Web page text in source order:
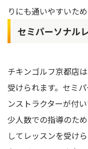
りにも通いやすいた
セミパーソナル
チキンゴルフ京都店は
受けられます。セミ
ンストラクターが付
少人数での指導のた
してレッスンを受け